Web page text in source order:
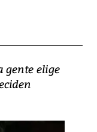
gente elige